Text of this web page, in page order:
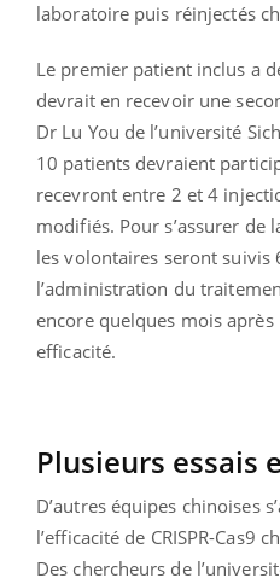
laboratoire puis réinjectés
Le premier patient inclus a
devrait en recevoir une
Dr Lu You de l’université
10 patients devraient
recevront entre 2 et 4
modifiés. Pour s’assurer de
les volontaires seront suivis
l’administration du
encore quelques mois
efficacité.
Plusieurs essais
D’autres équipes chinoises
l’efficacité de CRISPR-Cas9
Des chercheurs de